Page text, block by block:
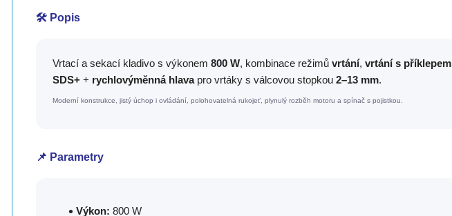
🛠️ Popis
Vrtací a sekací kladivo s výkonem 800 W, kombinace režimů vrtání, vrtání s příklepem
SDS+ + rychlovýměnná hlavapro vrtáky s válcovou stopkou 2–13 mm.
Moderní konstrukce, jistý úchop i ovládání, polohovatelná rukojeť, plynulý rozběh motoru a spínač s pojistkou.
📌 Parametry
Výkon: 800 W